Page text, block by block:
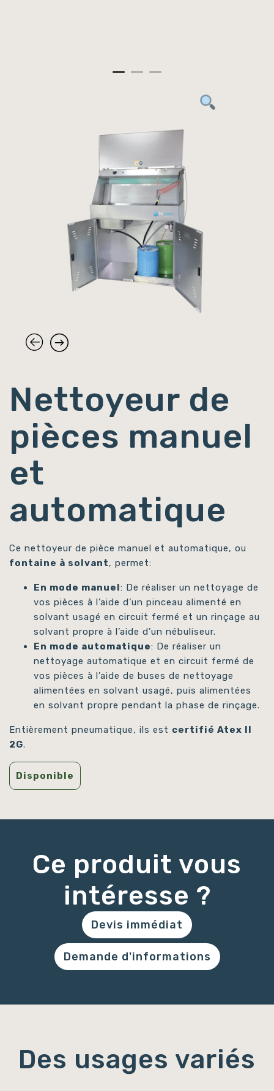
Nettoyeur de
pièces manuel
et
automatique
Ce nettoyeur de pièce manuel et automatique, ou
fontaine à solvant, permet:
En mode manuel: De réaliser un nettoyage de
vos pièces à l’aide d’un pinceau alimenté en
solvant usagé en circuit fermé et un rinçage au
solvant propre à l’aide d’un nébuliseur.
En mode automatique: De réaliser un
nettoyage automatique et en circuit fermé de
vos pièces à l’aide de buses de nettoyage
alimentées en solvant usagé, puis alimentées
en solvant propre pendant la phase de rinçage.
Entièrement pneumatique, ils est certifié Atex II
2G.
Disponible
Ce produit vous
intéresse ?
Devis immédiat
Demande d'informations
Des usages variés